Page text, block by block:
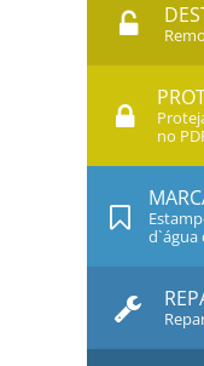
no
d`água